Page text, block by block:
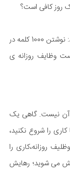
روز کافی است؟
بهتر است که این مورد را این گونه مشخص تر کنید: نوشتن 1000 کلمه در
وظایف روزانه ی
آن نیست. گاهی یک
را شروع نکنید،
روزانه،کاری را
می شوید؛ رهایش